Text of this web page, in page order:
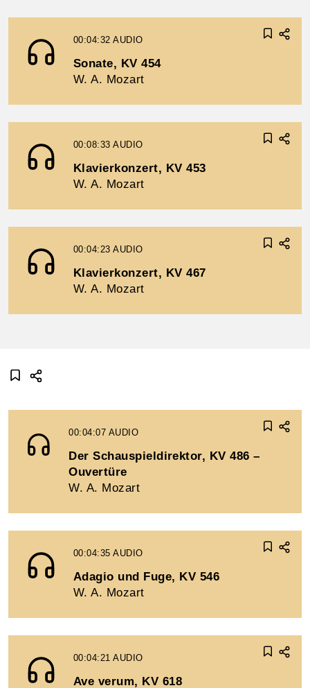
00:04:32AUDIO
Sonate, KV 454
W. A. Mozart
00:08:33AUDIO
Klavierkonzert, KV 453
W. A. Mozart
00:04:23AUDIO
Klavierkonzert, KV 467
W. A. Mozart
00:04:07 AUDIO
Der Schauspieldirektor, KV 486 –
Ouvertüre
W. A. Mozart
00:04:35AUDIO
Adagio und Fuge, KV 546
W. A. Mozart
00:04:21AUDIO
Ave verum, KV 618